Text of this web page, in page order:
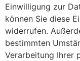
Einwilligung zur
können Sie diese
widerrufen.
bestimmten
Verarbeitung Ihrer